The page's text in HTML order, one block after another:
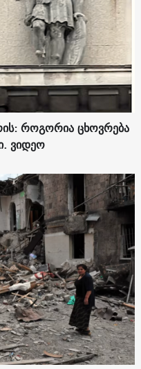
როგორია ცხოვრება
ვიდეო